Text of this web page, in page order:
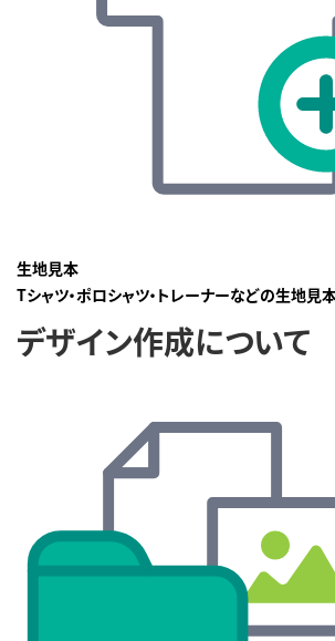
生地見本
Tシャツ・ポロシャツ・トレーナーなどの生地見
デザイン作成について